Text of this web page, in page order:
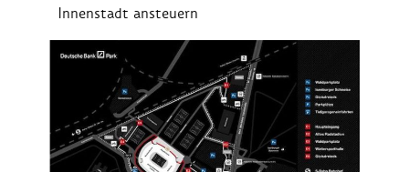
Innenstadt ansteuern